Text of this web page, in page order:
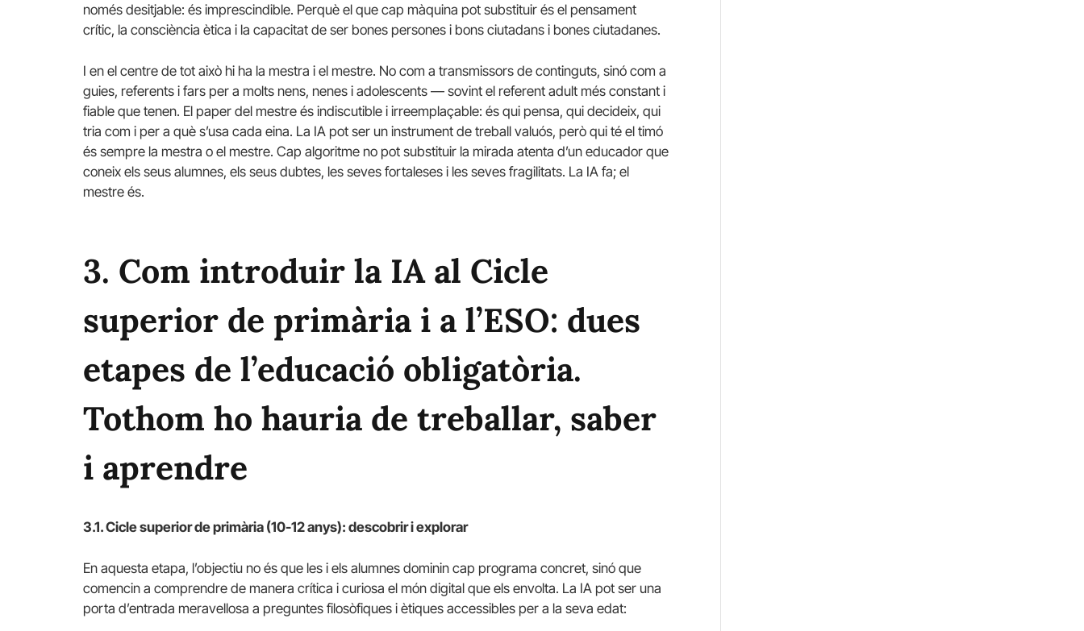
només desitjable: és imprescindible. Perquè el que cap màquina pot substituir és el pensament
crític, la consciència ètica i la capacitat de ser bones persones i bons ciutadans i bones ciutadanes.
I en el centre de tot això hi ha la mestra i el mestre. No com a transmissors de continguts, sinó com a
guies, referents i fars per a molts nens, nenes i adolescents — sovint el referent adult més constant i
fiable que tenen. El paper del mestre és indiscutible i irreemplaçable: és qui pensa, qui decideix, qui
tria com i per a què s’usa cada eina. La IA pot ser un instrument de treball valuós, però qui té el timó
és sempre la mestra o el mestre. Cap algoritme no pot substituir la mirada atenta d’un educador que
coneix els seus alumnes, els seus dubtes, les seves fortaleses i les seves fragilitats. La IA fa; el
mestre és.
3. Com introduir la IA al Cicle
superior de primària i a l’ESO: dues
etapes de l’educació obligatòria.
Tothom ho hauria de treballar, saber
i aprendre
3.1. Cicle superior de primària (10-12 anys): descobrir i explorar
En aquesta etapa, l’objectiu no és que les i els alumnes dominin cap programa concret, sinó que
comencin a comprendre de manera crítica i curiosa el món digital que els envolta. La IA pot ser una
porta d’entrada meravellosa a preguntes filosòfiques i ètiques accessibles per a la seva edat: